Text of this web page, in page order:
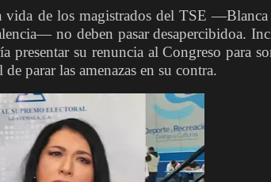
vida de los magistrados del TSE
no deben pasar desapercibidoa.
presentar su renuncia al Congreso para
parar las amenazas en su contra.